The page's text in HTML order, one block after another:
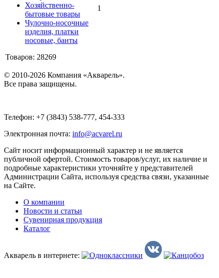
Хозяйственно-
бытовые товары
Чулочно-носочные
изделия, платки
носовые, банты
Товаров: 28269
1
© 2010-2026 Компания «Акварель».
Все права защищены.
Телефон: +7 (3843) 538-777, 454-333
Электронная почта: info@acvarel.ru
Сайт носит информационный характер и не является
публичной офертой. Стоимость товаров/услуг, их наличие и
подробные характеристики уточняйте у представителей
Администрации Сайта, используя средства связи, указанные
на Сайте.
О компании
Новости и статьи
Сувенирная продукция
Каталог
Акварель в интернете: